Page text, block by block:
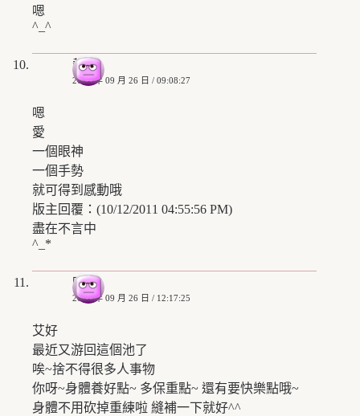
嗯
^_^
熱茶
2008 年 09 月 26 日 / 09:08:27
嗯
愛
一個眼神
一個手勢
就可得到感動哦
版主回覆：(10/12/2011 04:55:56 PM)
盡在不言中
^_*
晴31
2008 年 09 月 26 日 / 12:17:25
艾好
最近又游回這個池了
唉~捨不得很多人事物
你呀~身體養好點~ 多保重點~ 還有要快樂點哦~
身體不用砍掉重練啦 縫補一下就好^^